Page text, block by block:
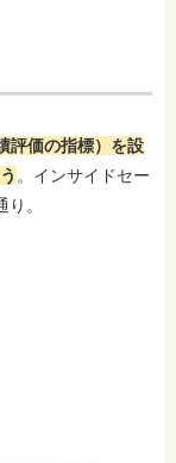
評価の指標）を設
。インサイドセー
。